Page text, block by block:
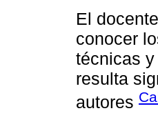
El
conocer
técnicas
resulta
autores